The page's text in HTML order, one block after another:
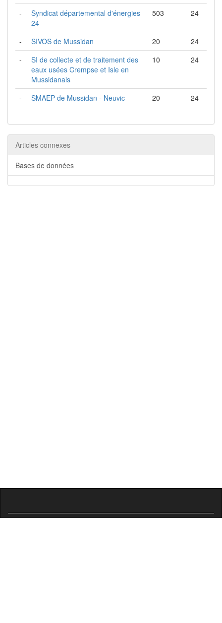
-
Syndicat départemental d'énergies
24
503 24
- SIVOS de Mussidan 20
24
-
SI de collecte et de traitement des
eaux usées Crempse et Isle en
Mussidanais
10 24
- SMAEP de Mussidan - Neuvic 20 24
Articles connexes
Bases de données